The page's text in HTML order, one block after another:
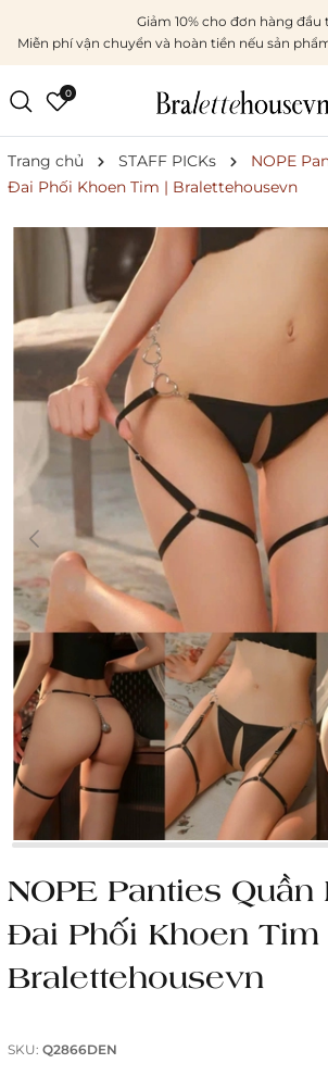
Giảm 10% cho đơn hàng đầu
Miễn phí vận chuyển và hoàn tiền nếu sản
0
Trang chủ STAFF PICKs
NOPE
Đai Phối Khoen Tim | Bralettehousevn
NOPE Panties
Đai Phối Khoen Tim
Bralettehousevn
SKU: Q2866DEN